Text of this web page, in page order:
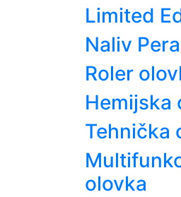
Limited
Naliv Pera
Roler
Hemijska
Tehnička
olovka